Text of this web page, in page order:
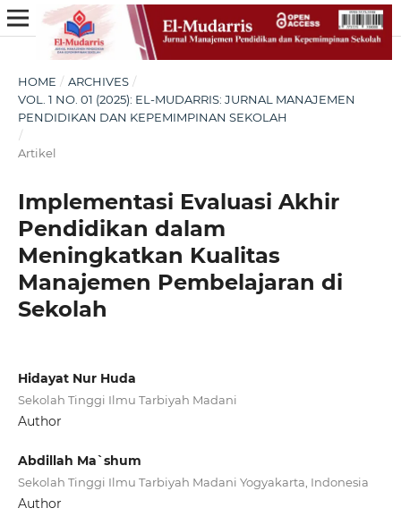
HOME / ARCHIVES /
VOL. 1 NO. 01 (2025): EL-MUDARRIS: JURNAL MANAJEMEN
PENDIDIKAN DAN KEPEMIMPINAN SEKOLAH
/
Artikel
Implementasi Evaluasi Akhir
Pendidikan dalam
Meningkatkan Kualitas
Manajemen Pembelajaran di
Sekolah
Hidayat Nur Huda
Sekolah Tinggi Ilmu Tarbiyah Madani
Author
Abdillah Ma`shum
Sekolah Tinggi Ilmu Tarbiyah Madani Yogyakarta, Indonesia
Author